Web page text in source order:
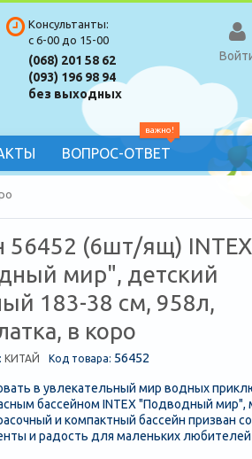
Консультанты:
с 6-00 до 15-00
(068) 201 58 62
(093) 196 98 94
без выходных
ВОПРОС-ОТВЕТ
важно!
56452 (6шт/ящ) INTEX
мир", детский
183-38 см, 958л,
в коро
КИТАЙ Код товара: 56452
в увлекательный мир водных
бассейном INTEX "Подводный мир",
и компактный бассейн призван
и радость для маленьких любителей